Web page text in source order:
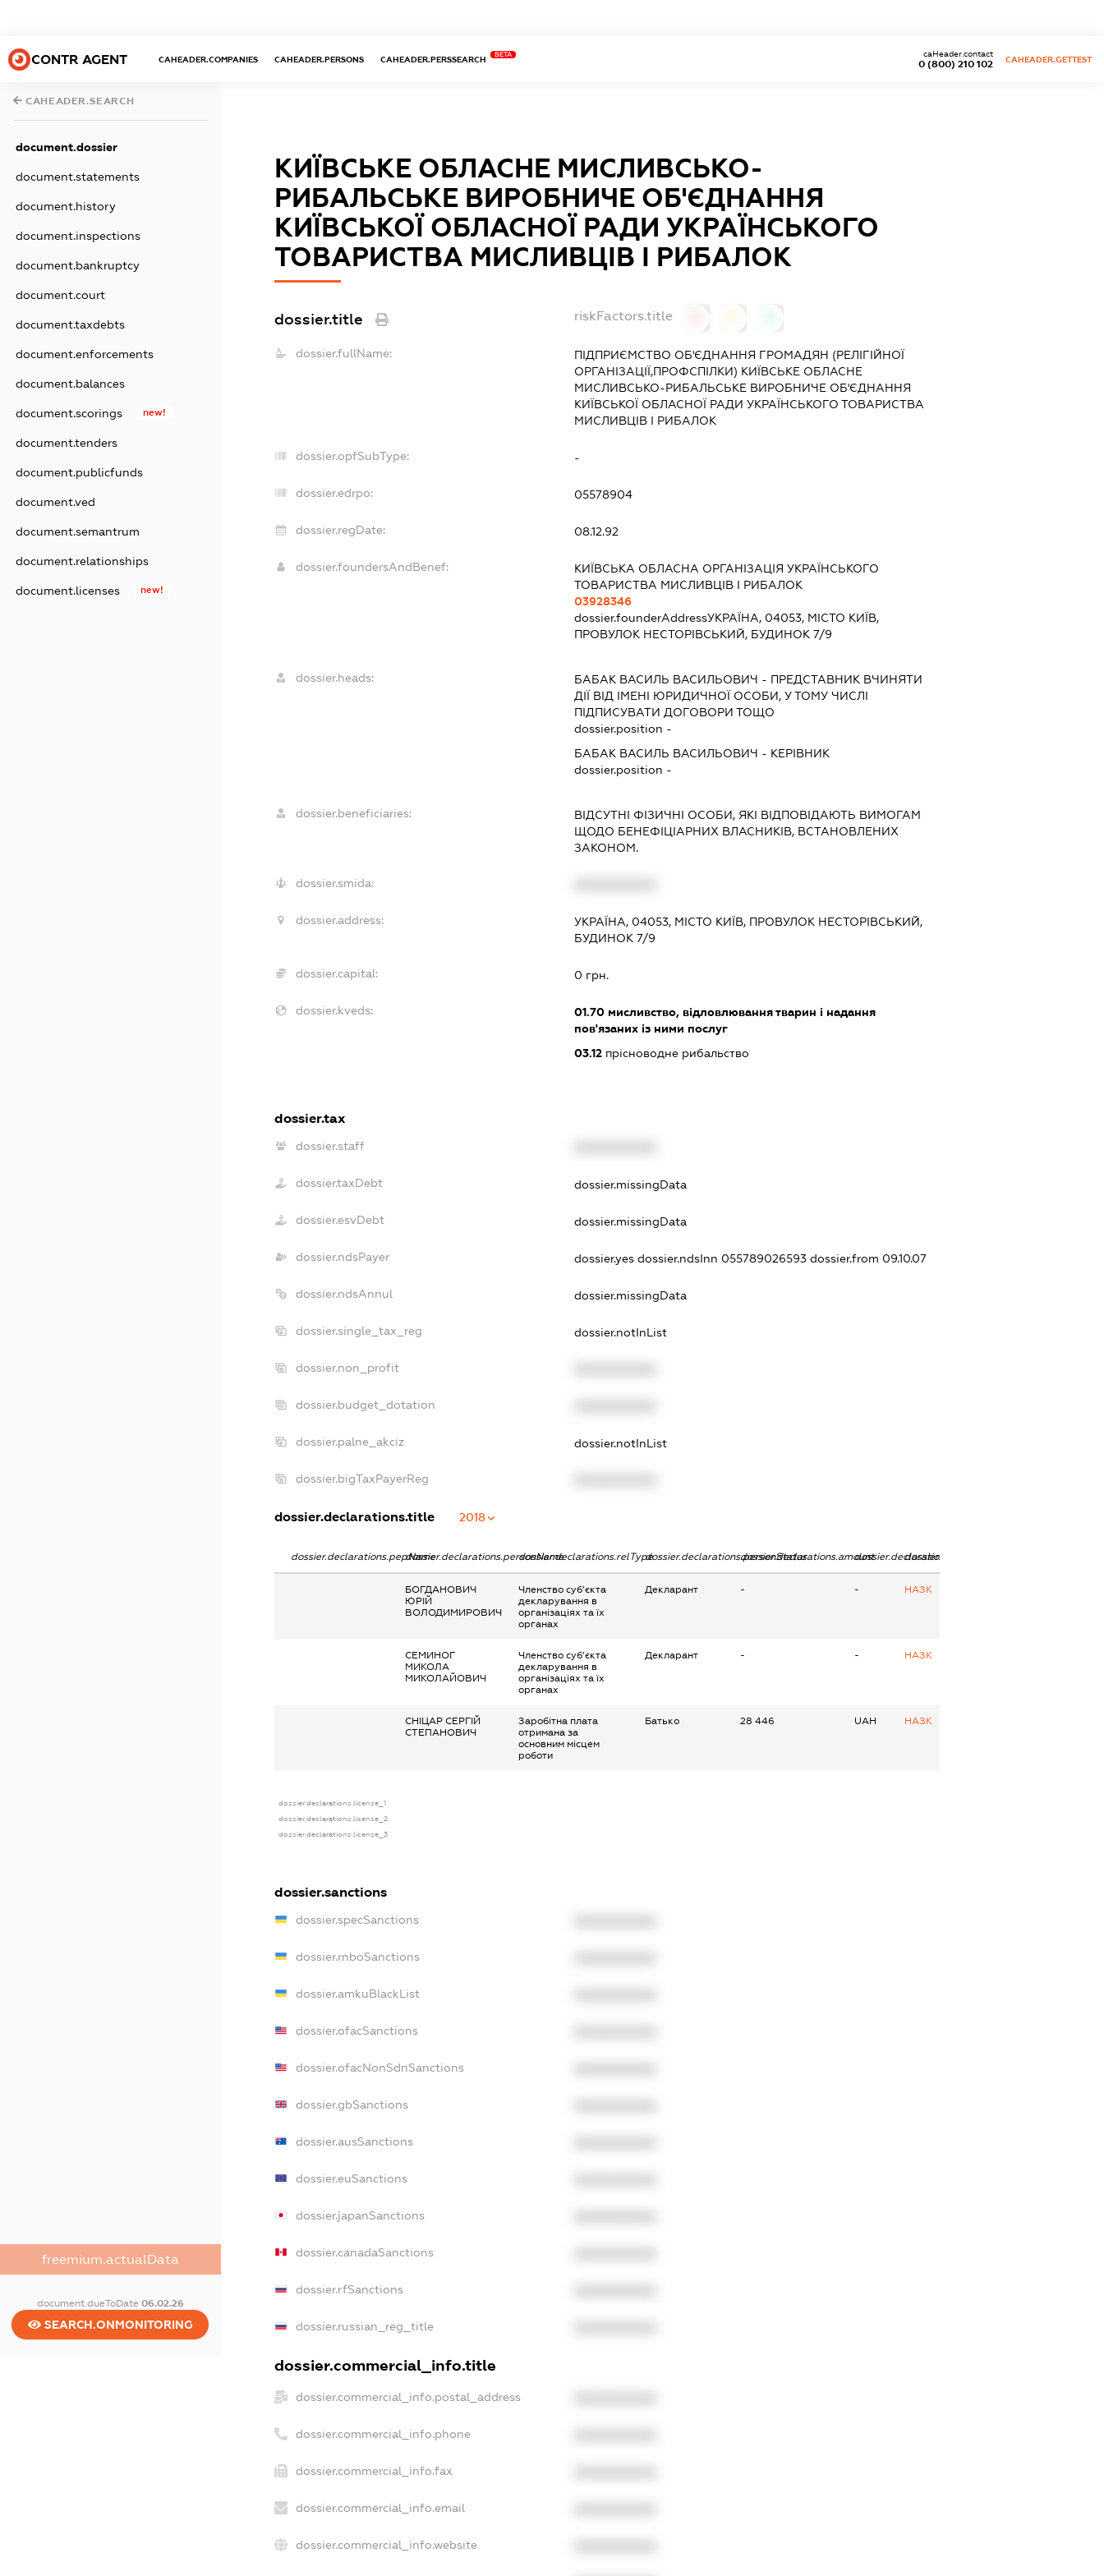
CONTR AGENT CAHEADER.COMPANIES CAHEADER.PERSONS CAHEADER.PERSSEARCH
BETA
0 (800) 210 102
caHeader.contact
CAHEADER.GETTEST
CAHEADER.SEARCH
document.dossier
document.statements
document.history
document.inspections
document.bankruptcy
document.court
document.taxdebts
document.enforcements
document.balances
document.scorings new!
document.tenders
document.publicfunds
document.ved
document.semantrum
document.relationships
document.licenses new!
freemium.actualData
document.dueToDate 06.02.26
SEARCH.ONMONITORING
КИЇВСЬКЕ ОБЛАСНЕ МИСЛИВСЬКО-
РИБАЛЬСЬКЕ ВИРОБНИЧЕ ОБ'ЄДНАННЯ
КИЇВСЬКОЇ ОБЛАСНОЇ РАДИ УКРАЇНСЬКОГО
ТОВАРИСТВА МИСЛИВЦІВ І РИБАЛОК
dossier.title riskFactors.title
dossier.fullName:
ПІДПРИЄМСТВО ОБ'ЄДНАННЯ ГРОМАДЯН (РЕЛІГІЙНОЇ
ОРГАНІЗАЦІЇ,ПРОФСПІЛКИ) КИЇВСЬКЕ ОБЛАСНЕ
МИСЛИВСЬКО-РИБАЛЬСЬКЕ ВИРОБНИЧЕ ОБ'ЄДНАННЯ
КИЇВСЬКОЇ ОБЛАСНОЇ РАДИ УКРАЇНСЬКОГО ТОВАРИСТВА
МИСЛИВЦІВ І РИБАЛОК
dossier.opfSubType: -
dossier.edrpo: 05578904
dossier.regDate: 08.12.92
dossier.foundersAndBenef:
КИЇВСЬКА ОБЛАСНА ОРГАНІЗАЦІЯ УКРАЇНСЬКОГО
ТОВАРИСТВА МИСЛИВЦІВ І РИБАЛОК
03928346
dossier.founderAddressУКРАЇНА, 04053, МІСТО КИЇВ,
ПРОВУЛОК НЕСТОРІВСЬКИЙ, БУДИНОК 7/9
dossier.heads: БАБАК ВАСИЛЬ ВАСИЛЬОВИЧ - ПРЕДСТАВНИК ВЧИНЯТИ
ДІЇ ВІД ІМЕНІ ЮРИДИЧНОЇ ОСОБИ, У ТОМУ ЧИСЛІ
ПІДПИСУВАТИ ДОГОВОРИ ТОЩО
dossier.position -
БАБАК ВАСИЛЬ ВАСИЛЬОВИЧ - КЕРІВНИК
dossier.position -
dossier.beneficiaries:
ВІДСУТНІ ФІЗИЧНІ ОСОБИ, ЯКІ ВІДПОВІДАЮТЬ ВИМОГАМ
ЩОДО БЕНЕФІЦІАРНИХ ВЛАСНИКІВ, ВСТАНОВЛЕНИХ
ЗАКОНОМ.
dossier.smida:
dossier.address:
УКРАЇНА, 04053, МІСТО КИЇВ, ПРОВУЛОК НЕСТОРІВСЬКИЙ,
БУДИНОК 7/9
dossier.capital: 0 грн.
dossier.kveds: 01.70мисливство, відловлювання тварин і надання
пов'язаних із ними послуг
03.12прісноводне рибальство
dossier.tax
dossier.staff
dossier.taxDebt dossier.missingData
dossier.esvDebt dossier.missingData
dossier.ndsPayer dossier.yes dossier.ndsInn 055789026593 dossier.from 09.10.07
dossier.ndsAnnul dossier.missingData
dossier.single_tax_reg dossier.notInList
dossier.non_profit
dossier.budget_dotation
dossier.palne_akciz dossier.notInList
dossier.bigTaxPayerReg
dossier.declarations.title 2018
dossier.declarations.pepNamedossier.declarations.personNamedossier.declarations.relTypedossier.declarations.personStatusdossier.declarations.amountdossier.declarations.currency
dossier.declarations.source
БОГДАНОВИЧ
ЮРІЙ
ВОЛОДИМИРОВИЧ
Членство суб’єкта
декларування в
організаціях та їх
органах
Декларант - - НАЗК
СЕМИНОГ
МИКОЛА
МИКОЛАЙОВИЧ
Членство суб’єкта
декларування в
організаціях та їх
органах
Декларант - - НАЗК
СНІЦАР СЕРГІЙ
СТЕПАНОВИЧ
Заробітна плата
отримана за
основним місцем
роботи
Батько 28 446 UAH НАЗК
dossier.declarations.license_1
dossier.declarations.license_2
dossier.declarations.license_3
dossier.sanctions
dossier.specSanctions
dossier.rnboSanctions
dossier.amkuBlackList
dossier.ofacSanctions
dossier.ofacNonSdnSanctions
dossier.gbSanctions
dossier.ausSanctions
dossier.euSanctions
dossier.japanSanctions
dossier.canadaSanctions
dossier.rfSanctions
dossier.russian_reg_title
dossier.commercial_info.title
dossier.commercial_info.postal_address
dossier.commercial_info.phone
dossier.commercial_info.fax
dossier.commercial_info.email
dossier.commercial_info.website